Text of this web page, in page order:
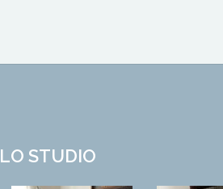
LO STUDIO